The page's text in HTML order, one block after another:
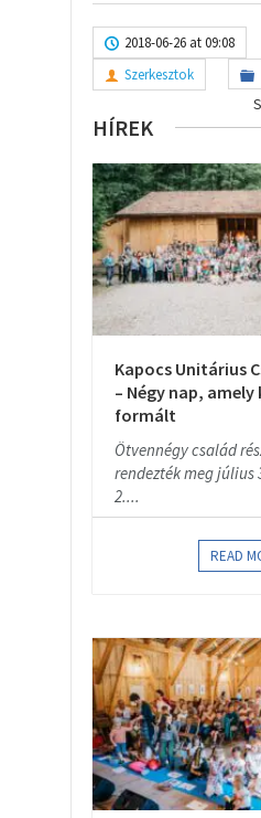
2018-06-26 at 09:08
Szerkesztok
HÍREK
Kapocs Unitárius
– Négy nap,
formált
Ötvennégy család
rendezték meg július
2....
READ